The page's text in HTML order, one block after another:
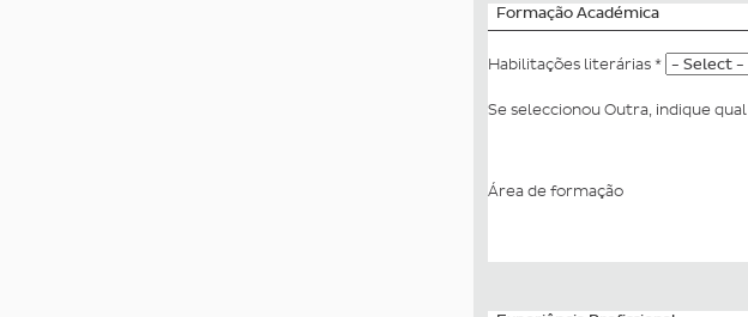
Formação Académica
Habilitações literárias *
Se seleccionou Outra, indique qual
Área de formação